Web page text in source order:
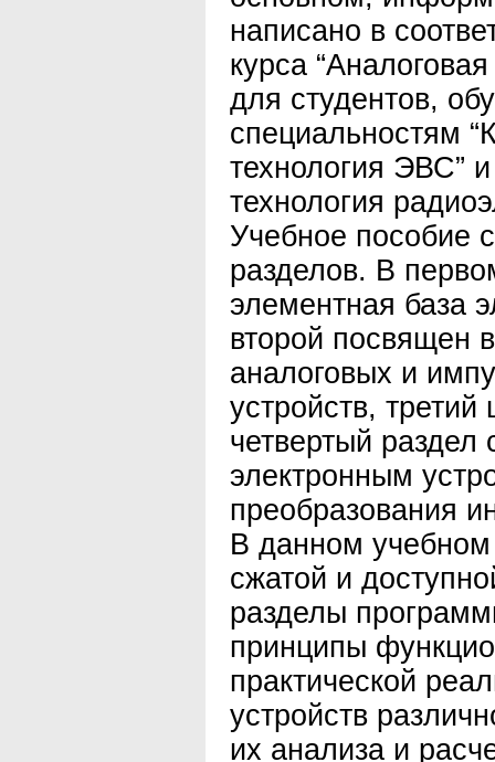
написано в
курса
для студентов,
специальностям
технология ЭВС”
технология
Учебное пособие
разделов. В
элементная база
второй посвящен
аналоговых и
устройств,
четвертый
электронным
преобразования
В данном
сжатой и
разделы
принципы
практической
устройств
их анализа и